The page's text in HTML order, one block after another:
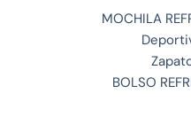
MOCHILA
BOLSO